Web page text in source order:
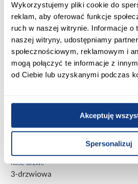
Wykorzystujemy pliki cookie do
reklam, aby oferować funkcje
ruch w naszej witrynie. Informacje o
naszej witryny, udostępniamy
społecznościowym, reklamowym i
mogą połączyć te informacje z
od Ciebie lub uzyskanymi podczas
Akceptuję
Spersonalizuj
Wysokość [cm]:
245.50
Kolor korpusu:
biały
Lustro:
Ilość drzwi:
3-drzwiowa